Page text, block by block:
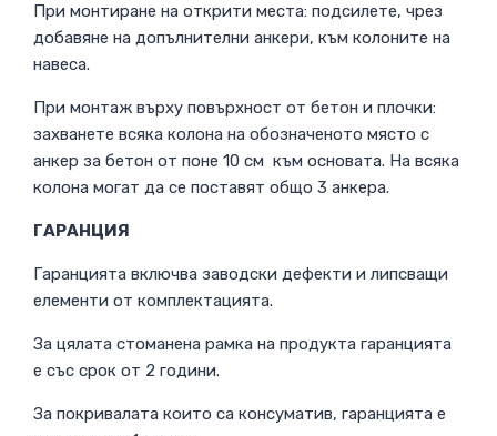
При монтиране на открити места: подсилете, чрез
добавяне на допълнителни анкери, към колоните на
навеса.
При монтаж върху повърхност от бетон и плочки:
захванете всяка колона на обозначеното място с
анкер за бетон от поне 10 см към основата. На всяка
колона могат да се поставят общо 3 анкера.
ГАРАНЦИЯ
Гаранцията включва заводски дефекти и липсващи
елементи от комплектацията.
За цялата стоманена рамка на продукта гаранцията
е със срок от 2 години.
За покривалата които са консуматив, гаранцията е